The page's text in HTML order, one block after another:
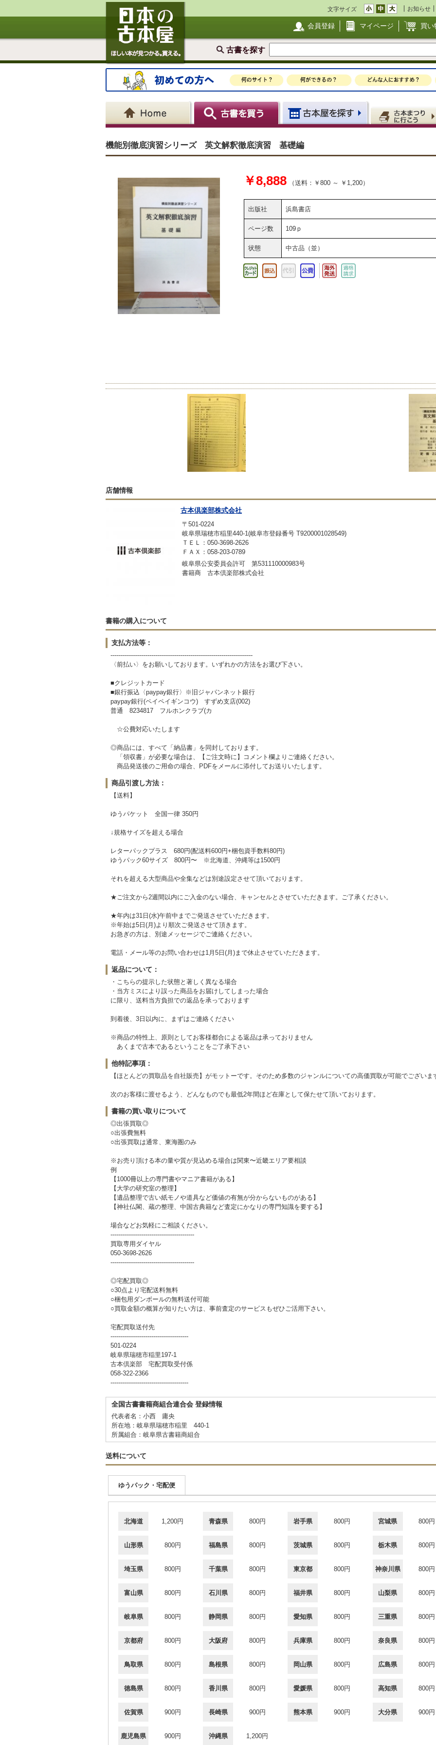
文字サイズ お知らせ
会員登録 マイページ 買い
古書を探す
機能別徹底演習シリーズ 英文解釈徹底演習 基礎編
￥8,888 （送料：￥800 ～ ￥1,200）
出版社 浜島書店
ページ数 109ｐ
状態 中古品（並）
店舗情報
古本倶楽部株式会社
〒501-0224
岐阜県瑞穂市稲里440-1(岐阜市登録番号 T9200001028549)
ＴＥＬ：050-3698-2626
ＦＡＸ：058-203-0789
岐阜県公安委員会許可 第531110000983号
書籍商 古本倶楽部株式会社
書籍の購入について
支払方法等：
-------------------------------------------------------------------------
〈前払い〉をお願いしております。いずれかの方法をお選び下さい。
■クレジットカード
■銀行振込〈paypay銀行〉※旧ジャパンネット銀行
paypay銀行(ペイペイギンコウ) すずめ支店(002)
普通 8234817 フルホンクラブ(カ
☆公費対応いたします
◎商品には、すべて「納品書」を同封しております。
「領収書」が必要な場合は、【ご注文時に】コメント欄よりご連絡ください。
商品発送後のご用命の場合、PDFをメールに添付してお送りいたします。
商品引渡し方法：
【送料】
ゆうパケット 全国一律 350円
↓規格サイズを超える場合
レターパックプラス 680円(配送料600円+梱包資手数料80円)
ゆうパック60サイズ 800円〜 ※北海道、沖縄等は1500円
それを超える大型商品や全集などは別途設定させて頂いております。
★ご注文から2週間以内にご入金のない場合、キャンセルとさせていただきます。ご了承ください。
★年内は31日(水)午前中までご発送させていただきます。
※年始は5日(月)より順次ご発送させて頂きます。
お急ぎの方は、別途メッセージでご連絡ください。
電話・メール等のお問い合わせは1月5日(月)まで休止させていただきます。
返品について：
・こちらの提示した状態と著しく異なる場合
・当方ミスにより誤った商品をお届けしてしまった場合
に限り、送料当方負担での返品を承っております
到着後、3日以内に、まずはご連絡ください
※商品の特性上、原則としてお客様都合による返品は承っておりません
あくまで古本であるということをご了承下さい
他特記事項：
【ほとんどの買取品を自社販売】がモットーです。そのため多数のジャンルについての高価買取が可能でございま
次のお客様に渡せるよう、どんなものでも最低2年間ほど在庫として保たせて頂いております。
書籍の買い取りについて
◎出張買取◎
○出張費無料
○出張買取は通常、東海圏のみ
※お売り頂ける本の量や質が見込める場合は関東〜近畿エリア要相談
例
【1000冊以上の専門書やマニア書籍がある】
【大学の研究室の整理】
【遺品整理で古い紙モノや道具など価値の有無が分からないものがある】
【神社仏閣、蔵の整理、中国古典籍など査定にかなりの専門知識を要する】
場合などお気軽にご相談ください。
-------------------------------------------
買取専用ダイヤル
050-3698-2626
-------------------------------------------
◎宅配買取◎
○30点より宅配送料無料
○梱包用ダンボールの無料送付可能
○買取金額の概算が知りたい方は、事前査定のサービスもぜひご活用下さい。
宅配買取送付先
----------------------------------------
501-0224
岐阜県瑞穂市稲里197-1
古本倶楽部 宅配買取受付係
058-322-2366
----------------------------------------
全国古書書籍商組合連合会 登録情報
代表者名：小西 庸央
所在地：岐阜県瑞穂市稲里 440-1
所属組合：岐阜県古書籍商組合
送料について
ゆうパック・宅配便
北海道 1,200円 青森県 800円 岩手県 800円 宮城県 800円
山形県 800円 福島県 800円 茨城県 800円 栃木県 800円
埼玉県 800円 千葉県 800円 東京都 800円 神奈川県 800円
富山県 800円 石川県 800円 福井県 800円 山梨県 800円
岐阜県 800円 静岡県 800円 愛知県 800円 三重県 800円
京都府 800円 大阪府 800円 兵庫県 800円 奈良県 800円
鳥取県 800円 島根県 800円 岡山県 800円 広島県 800円
徳島県 800円 香川県 800円 愛媛県 800円 高知県 800円
佐賀県 900円 長崎県 900円 熊本県 900円 大分県 900円
鹿児島県 900円 沖縄県 1,200円